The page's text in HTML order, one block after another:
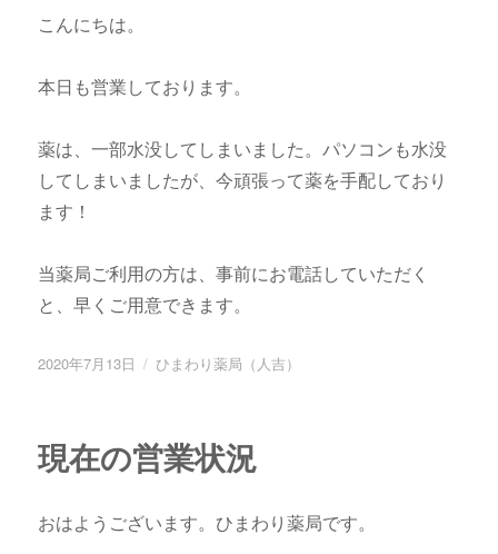
こんにちは。
本日も営業しております。
薬は、一部水没してしまいました。パソコンも水没
してしまいましたが、今頑張って薬を手配しており
ます！
当薬局ご利用の方は、事前にお電話していただく
と、早くご用意できます。
投
2020年7月13日
カ
ー
ひまわり薬局（人吉）
現在の営業状況
おはようございます。ひまわり薬局です。